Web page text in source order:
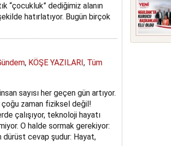
“çocukluk” dediğimiz alanın
hatırlatıyor. Bugün birçok
, KÖŞE YAZILARI, Tüm
sayısı her geçen gün artıyor.
zaman fiziksel değil!
çalışıyor, teknoloji hayatı
O halde sormak gerekiyor:
cevap şudur: Hayat,